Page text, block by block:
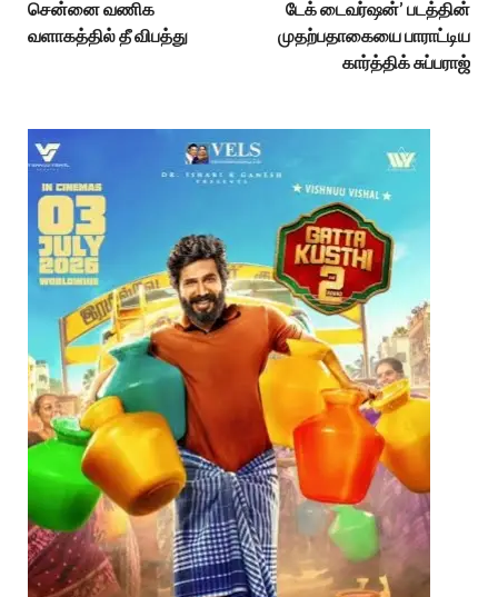
சென்னை வணிக
வளாகத்தில் தீ விபத்து
டேக் டைவர்ஷன்’ படத்தின்
முதற்பதாகையை பாராட்டிய
கார்த்திக் சுப்பராஜ்